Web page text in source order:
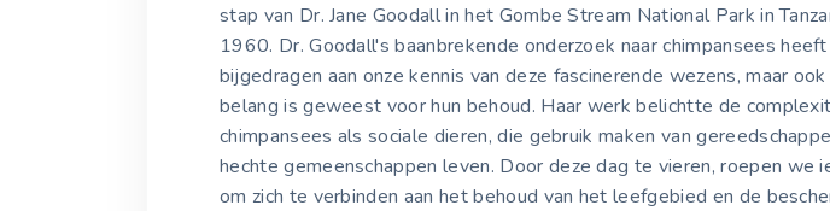
stap van Dr. Jane Goodall in het Gombe Stream National Park in
1960. Dr. Goodall's baanbrekende onderzoek naar chimpansees
bijgedragen aan onze kennis van deze fascinerende wezens, maar ook
belang is geweest voor hun behoud. Haar werk belichtte de
chimpansees als sociale dieren, die gebruik maken van
hechte gemeenschappen leven. Door deze dag te vieren, roepen we
om zich te verbinden aan het behoud van het leefgebied en de